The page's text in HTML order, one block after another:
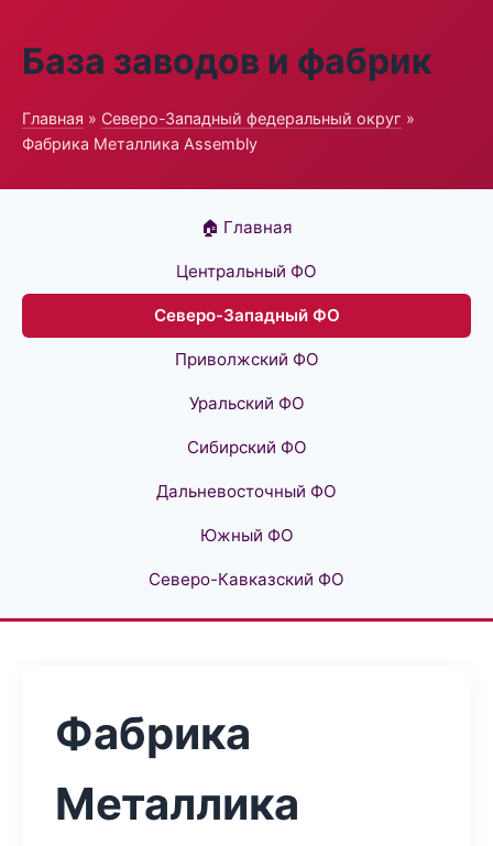
База заводов и фабрик
Главная » Северо-Западный федеральный округ »
Фабрика Металлика Assembly
🏠 Главная
Центральный ФО
Северо-Западный ФО
Приволжский ФО
Уральский ФО
Сибирский ФО
Дальневосточный ФО
Южный ФО
Северо-Кавказский ФО
Фабрика
Металлика